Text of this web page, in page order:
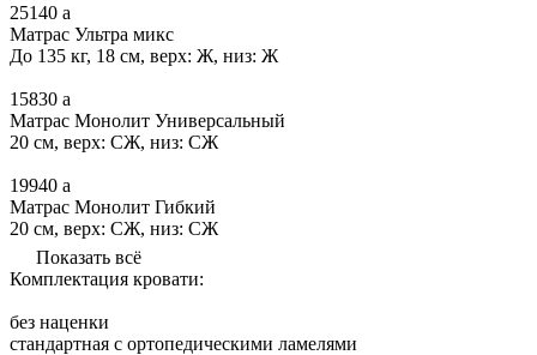
25140 a
Матрас Ультра микс
До 135 кг, 18 см, верх: Ж, низ: Ж
15830 a
Матрас Монолит Универсальный
20 см, верх: СЖ, низ: СЖ
19940 a
Матрас Монолит Гибкий
20 см, верх: СЖ, низ: СЖ
Показать всё
Комплектация кровати:
без наценки
стандартная с ортопедическими ламелями